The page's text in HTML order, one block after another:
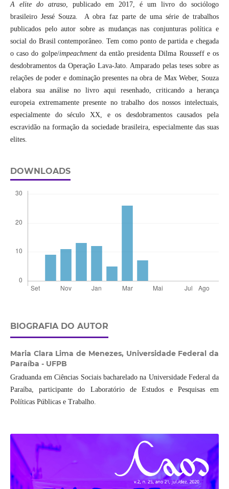
A elite do atraso, publicado em 2017, é um livro do sociólogo
brasileiro Jessé Souza. A obra faz parte de uma série de trabalhos
publicados pelo autor sobre as mudanças nas conjunturas política e
social do Brasil contemporâneo. Tem como ponto de partida e chegada
o caso do golpe/impeachmentda então presidenta Dilma Rousseff e os
desdobramentos da Operação Lava-Jato. Amparado pelas teses sobre as
relações de poder e dominação presentes na obra de Max Weber, Souza
elabora sua análise no livro aqui resenhado, criticando a herança
europeia extremamente presente no trabalho dos nossos intelectuais,
especialmente do século XX, e os desdobramentos causados pela
escravidão na formação da sociedade brasileira, especialmente das suas
elites.
DOWNLOADS
BIOGRAFIA DO AUTOR
Maria Clara Lima de Menezes, Universidade Federal da
Paraíba - UFPB
Graduanda em Ciências Sociais bacharelado na Universidade Federal da
Paraíba, participante do Laboratório de Estudos e Pesquisas em
Políticas Públicas e Trabalho.